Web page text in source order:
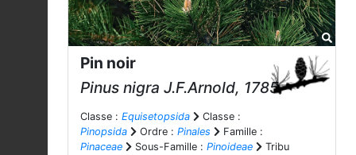
Pin noir
Pinus nigra J.F.Arnold, 1785
Classe : Equisetopsida
Classe :
Pinopsida
Ordre : Pinales
Famille :
Pinaceae
Sous-Famille : Pinoideae
Tribu